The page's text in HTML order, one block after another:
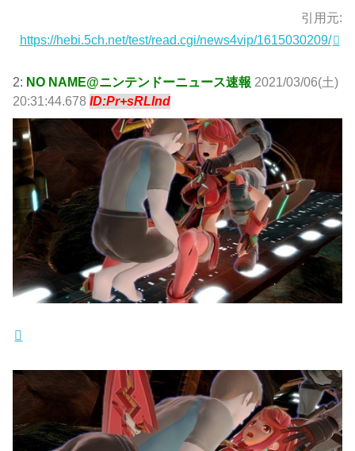
引用元:
https://hebi.5ch.net/test/read.cgi/news4vip/1615030209/
2: NO NAME@ニンテンドーニュース速報 2021/03/06(土)
20:31:44.678ID:Pr+sRLInd